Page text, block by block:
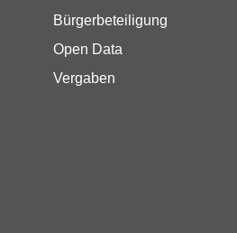
Bürgerbeteiligung
Open Data
Vergaben